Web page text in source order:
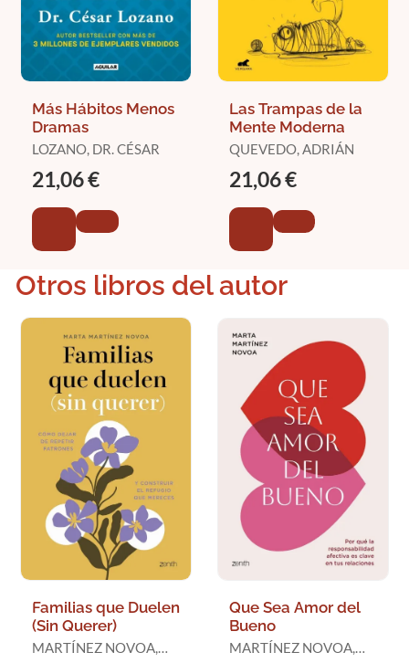
Más Hábitos Menos
Dramas
LOZANO, DR. CÉSAR
21,06 €
Las Trampas de la
Mente Moderna
QUEVEDO, ADRIÁN
21,06 €
Otros libros del autor
Familias que Duelen
(Sin Querer)
MARTÍNEZ NOVOA,
Que Sea Amor del
Bueno
MARTÍNEZ NOVOA,